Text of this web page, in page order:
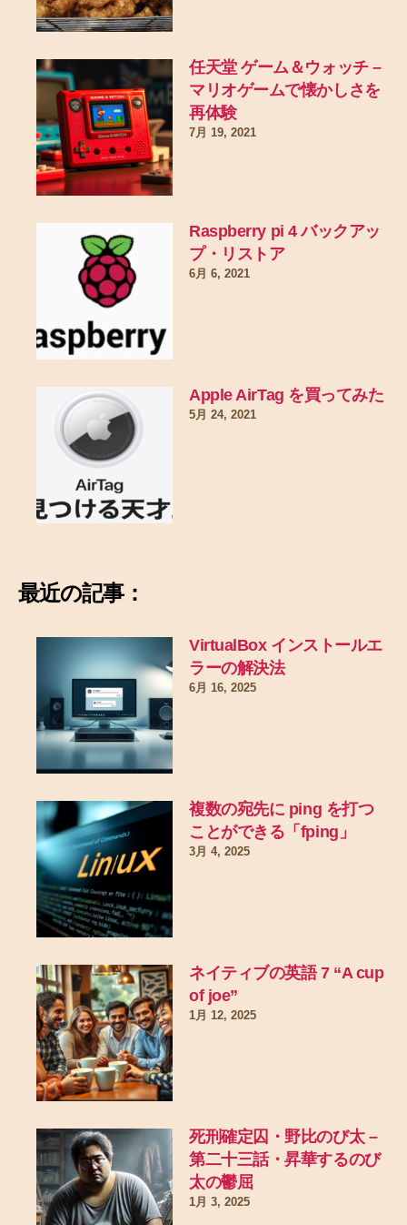
任天堂 ゲーム＆ウォッチ –
マリオゲームで懐かしさを
再体験
7月 19, 2021
Raspberry pi 4 バックアッ
プ・リストア
6月 6, 2021
Apple AirTag を買ってみた
5月 24, 2021
最近の記事：
VirtualBox インストールエ
ラーの解決法
6月 16, 2025
複数の宛先に ping を打つ
ことができる「fping」
3月 4, 2025
ネイティブの英語 7 “A cup
of joe”
1月 12, 2025
死刑確定囚・野比のび太 –
第二十三話・昇華するのび
太の鬱屈
1月 3, 2025